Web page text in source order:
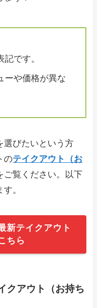
お持ち帰りの予約・注
お持ち帰りの予約・注
報も解説
んどう太郎で人気のテ
丼のテイクアウト全メ
りの予約・注文方法や
説
ペーン情報も解説
ザ・ロイヤルハットの
です。
ーや価格が異な
選びたいという方
のテイクアウト（お
ご覧ください。以下
。
新テイクアウト
ちら
クアウト（お持ち